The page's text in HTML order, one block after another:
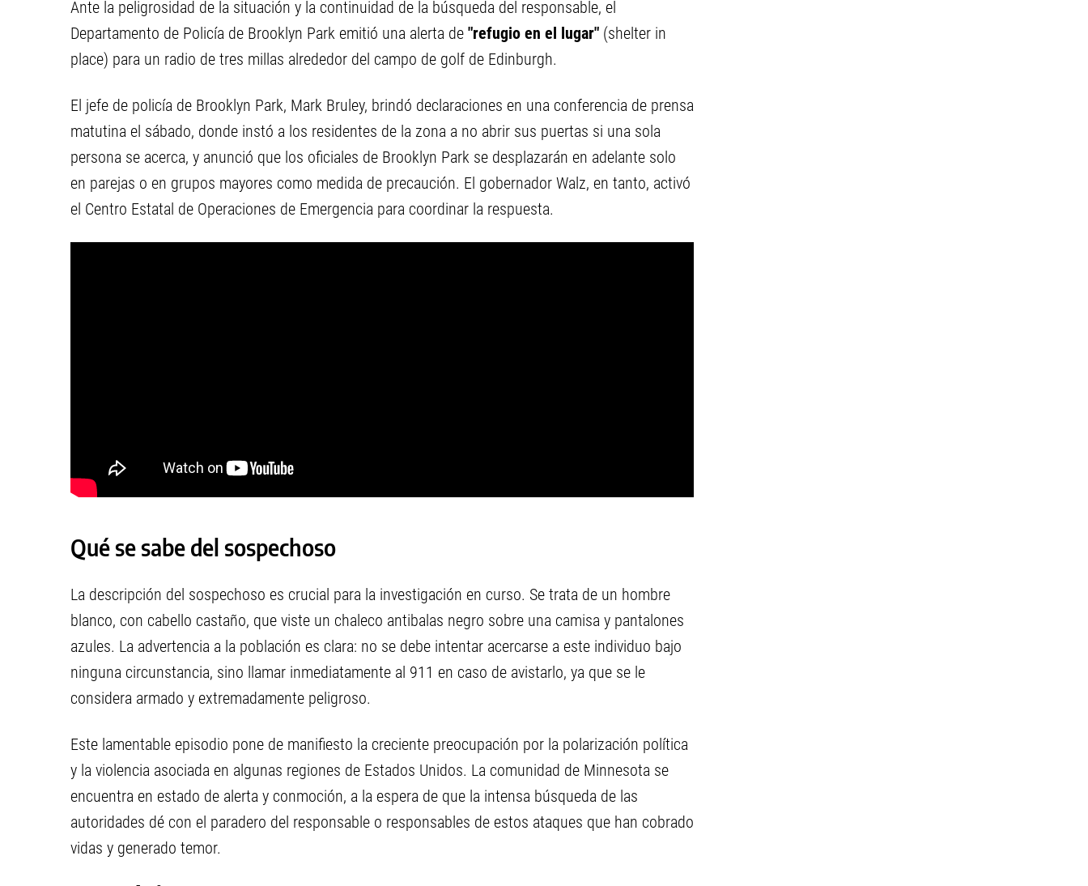
Ante la peligrosidad de la situación y la continuidad de la búsqueda del responsable, el
Departamento de Policía de Brooklyn Park emitió una alerta de "refugio en el lugar" (shelter in
place) para un radio de tres millas alrededor del campo de golf de Edinburgh.
El jefe de policía de Brooklyn Park, Mark Bruley, brindó declaraciones en una conferencia de prensa
matutina el sábado, donde instó a los residentes de la zona a no abrir sus puertas si una sola
persona se acerca, y anunció que los oficiales de Brooklyn Park se desplazarán en adelante solo
en parejas o en grupos mayores como medida de precaución. El gobernador Walz, en tanto, activó
el Centro Estatal de Operaciones de Emergencia para coordinar la respuesta.
Qué se sabe del sospechoso
La descripción del sospechoso es crucial para la investigación en curso. Se trata de un hombre
blanco, con cabello castaño, que viste un chaleco antibalas negro sobre una camisa y pantalones
azules. La advertencia a la población es clara: no se debe intentar acercarse a este individuo bajo
ninguna circunstancia, sino llamar inmediatamente al 911 en caso de avistarlo, ya que se le
considera armado y extremadamente peligroso.
Este lamentable episodio pone de manifiesto la creciente preocupación por la polarización política
y la violencia asociada en algunas regiones de Estados Unidos. La comunidad de Minnesota se
encuentra en estado de alerta y conmoción, a la espera de que la intensa búsqueda de las
autoridades dé con el paradero del responsable o responsables de estos ataques que han cobrado
vidas y generado temor.